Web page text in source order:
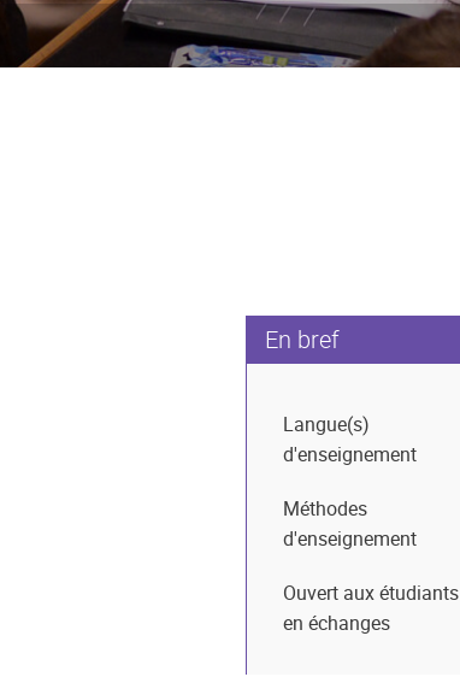
En bref
Langue(s)
d'enseignement
Méthodes
d'enseignement
Ouvert aux étudiants
en échanges